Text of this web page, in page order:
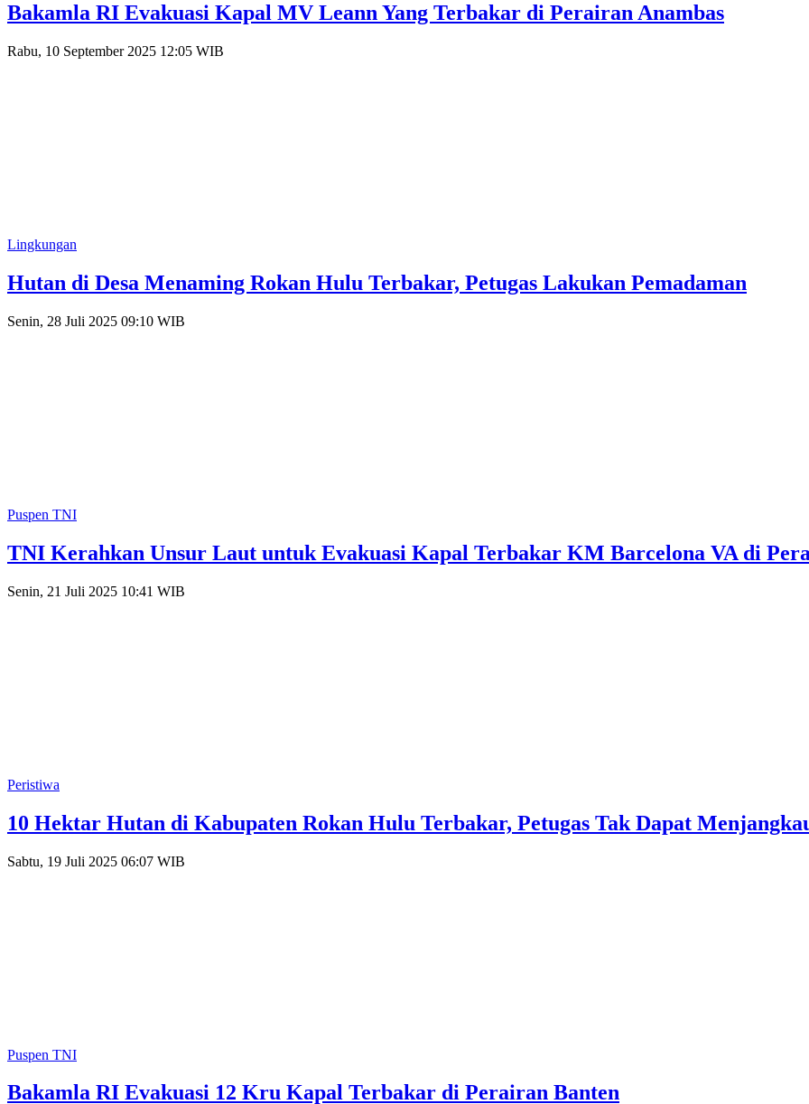
Bakamla RI Evakuasi Kapal MV Leann Yang Terbakar di Perairan Anambas
Rabu, 10 September 2025 12:05 WIB
Lingkungan
Hutan di Desa Menaming Rokan Hulu Terbakar, Petugas Lakukan Pemadaman
Senin, 28 Juli 2025 09:10 WIB
Puspen TNI
TNI Kerahkan Unsur Laut untuk Evakuasi Kapal Terbakar KM Barcelona VA di
Senin, 21 Juli 2025 10:41 WIB
Peristiwa
10 Hektar Hutan di Kabupaten Rokan Hulu Terbakar, Petugas Tak Dapat
Sabtu, 19 Juli 2025 06:07 WIB
Puspen TNI
Bakamla RI Evakuasi 12 Kru Kapal Terbakar di Perairan Banten